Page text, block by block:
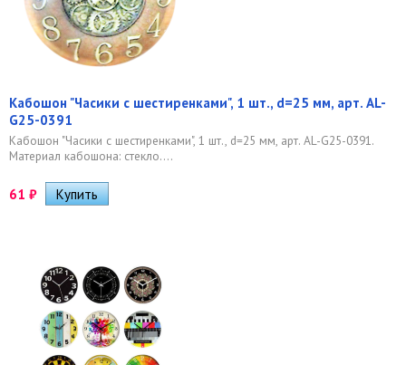
Кабошон "Часики с шестиренками", 1 шт., d=25 мм, арт. AL-
G25-0391
Кабошон "Часики с шестиренками", 1 шт., d=25 мм, арт. AL-G25-0391.
Материал кабошона: стекло....
61 ₽